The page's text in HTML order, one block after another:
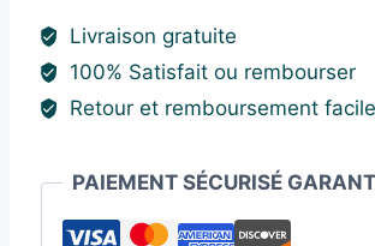
Décor
Livraison gratuite
100% Satisfait ou rembourser
Retour et remboursement facile
PAIEMENT SÉCURISÉ